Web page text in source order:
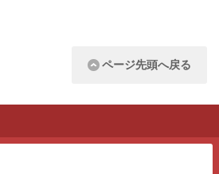
ページ先頭へ戻る